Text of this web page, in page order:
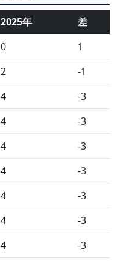
2025年
差
0
1
2
-1
4
-3
4
-3
4
-3
4
-3
4
-3
4
-3
4
-3